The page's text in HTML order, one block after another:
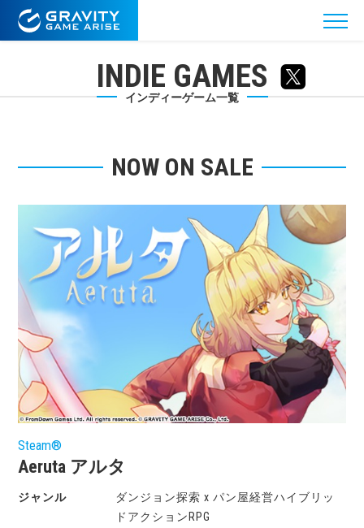
INDIE GAMES
インディーゲーム一覧
NOW ON SALE
Steam®
Aeruta アルタ
ダンジョン探索 x パン屋経営ハイブリッ
ドアクションRPG